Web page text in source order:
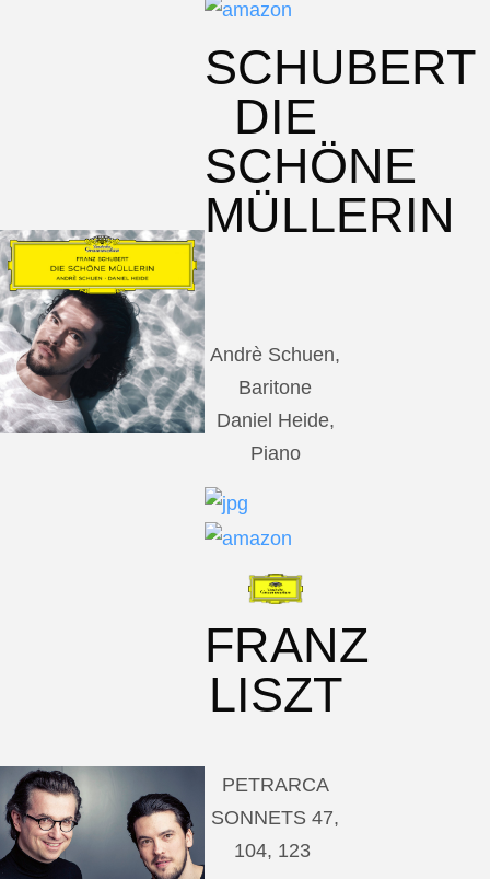
SCHUBERT
DIE
SCHÖNE
MÜLLERIN
Andrè Schuen,
Baritone
Daniel Heide,
Piano
FRANZ
LISZT
PETRARCA
SONNETS 47,
104, 123